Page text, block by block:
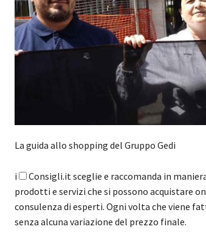
La guida allo shopping del Gruppo Gedi
i
Consigli.it sceglie e raccomanda in
prodotti e servizi che si possono acquistare
consulenza di esperti. Ogni volta che viene
senza alcuna variazione del prezzo finale.